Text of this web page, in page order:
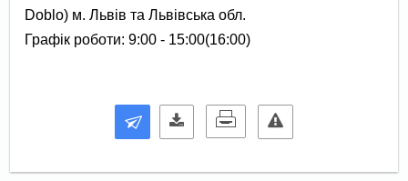
Doblo) м. Львів та Львівська обл.
Графік роботи: 9:00 - 15:00(16:00)